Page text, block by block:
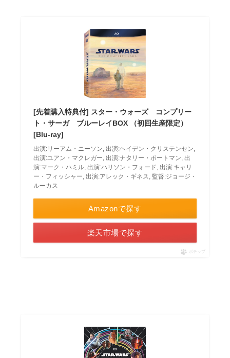
[先着購入特典付] スター・ウォーズ コンプリー
ト・サーガ ブルーレイBOX （初回生産限定）
[Blu-ray]
出演:リーアム・ニーソン, 出演:ヘイデン・クリステンセン,
出演:ユアン・マクレガー, 出演:ナタリー・ポートマン, 出
演:マーク・ハミル, 出演:ハリソン・フォード, 出演:キャリ
ー・フィッシャー, 出演:アレック・ギネス, 監督:ジョージ・
ルーカス
Amazonで探す
楽天市場で探す
ポチップ